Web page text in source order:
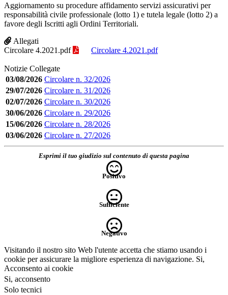
Aggiornamento su procedure affidamento servizi assicurativi per
responsabilità civile professionale (lotto 1) e tutela legale (lotto 2) a
favore degli Iscritti agli Ordini Territoriali.
Allegati
Circolare 4.2021.pdf
Circolare 4.2021.pdf
Notizie Collegate
03/08/2026 Circolare n. 32/2026
29/07/2026 Circolare n. 31/2026
02/07/2026 Circolare n. 30/2026
30/06/2026 Circolare n. 29/2026
15/06/2026 Circolare n. 28/2026
03/06/2026 Circolare n. 27/2026
Esprimi il tuo giudizio sul contenuto di questa pagina
Positivo
Sufficiente
Negativo
Visitando il nostro sito Web l'utente accetta che stiamo usando i
cookie per assicurare la migliore esperienza di navigazione. Si,
Acconsento ai cookie
Si, acconsento
Solo tecnici